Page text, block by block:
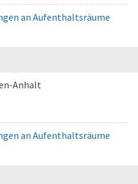
an Aufenthaltsräume
Anhalt
an Aufenthaltsräume